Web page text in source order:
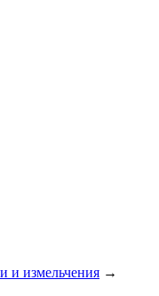
и измельчения →